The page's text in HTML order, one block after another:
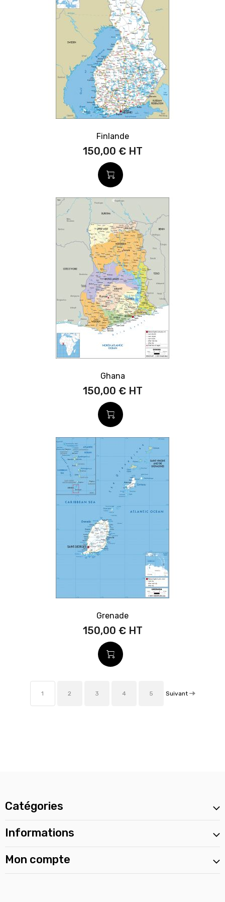
Finlande
150,00 €
Ghana
150,00 €
Grenade
150,00 €
1 2 3 4 5 Suivant
Catégories
Informations
Mon compte